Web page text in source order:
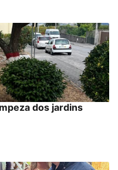
dos jardins